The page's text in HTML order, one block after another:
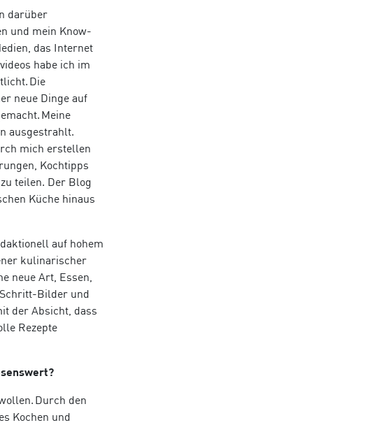
darüber
und mein Know-
das Internet
habe ich im
Die
neue Dinge auf
Meine
ausgestrahlt.
mich erstellen
Kochtipps
teilen. Der Blog
Küche hinaus
auf hohem
kulinarischer
neue Art, Essen,
Bilder und
der Absicht, dass
Rezepte
Durch den
Kochen und